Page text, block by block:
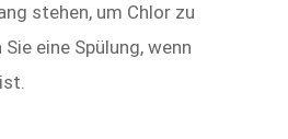
stehen, um Chlor zu
eine Spülung, wenn